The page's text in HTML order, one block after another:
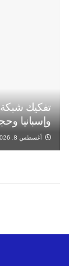
تفكيك
وإسبانيا وحجز 10.5
أغسطس 8, 2026